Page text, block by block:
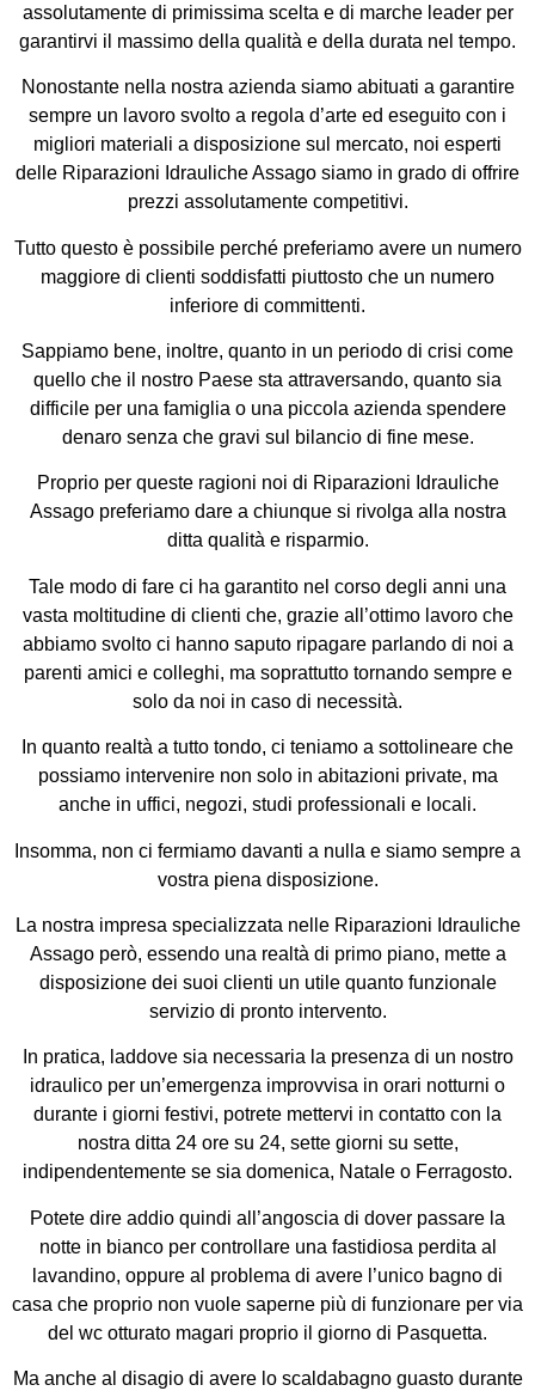
assolutamente di primissima scelta e di marche leader per
garantirvi il massimo della qualità e della durata nel tempo.
Nonostante nella nostra azienda siamo abituati a garantire
sempre un lavoro svolto a regola d’arte ed eseguito con i
migliori materiali a disposizione sul mercato, noi esperti
delle Riparazioni Idrauliche Assago siamo in grado di offrire
prezzi assolutamente competitivi.
Tutto questo è possibile perché preferiamo avere un numero
maggiore di clienti soddisfatti piuttosto che un numero
inferiore di committenti.
Sappiamo bene, inoltre, quanto in un periodo di crisi come
quello che il nostro Paese sta attraversando, quanto sia
difficile per una famiglia o una piccola azienda spendere
denaro senza che gravi sul bilancio di fine mese.
Proprio per queste ragioni noi di Riparazioni Idrauliche
Assago preferiamo dare a chiunque si rivolga alla nostra
ditta qualità e risparmio.
Tale modo di fare ci ha garantito nel corso degli anni una
vasta moltitudine di clienti che, grazie all’ottimo lavoro che
abbiamo svolto ci hanno saputo ripagare parlando di noi a
parenti amici e colleghi, ma soprattutto tornando sempre e
solo da noi in caso di necessità.
In quanto realtà a tutto tondo, ci teniamo a sottolineare che
possiamo intervenire non solo in abitazioni private, ma
anche in uffici, negozi, studi professionali e locali.
Insomma, non ci fermiamo davanti a nulla e siamo sempre a
vostra piena disposizione.
La nostra impresa specializzata nelle Riparazioni Idrauliche
Assago però, essendo una realtà di primo piano, mette a
disposizione dei suoi clienti un utile quanto funzionale
servizio di pronto intervento.
In pratica, laddove sia necessaria la presenza di un nostro
idraulico per un’emergenza improvvisa in orari notturni o
durante i giorni festivi, potrete mettervi in contatto con la
nostra ditta 24 ore su 24, sette giorni su sette,
indipendentemente se sia domenica, Natale o Ferragosto.
Potete dire addio quindi all’angoscia di dover passare la
notte in bianco per controllare una fastidiosa perdita al
lavandino, oppure al problema di avere l’unico bagno di
casa che proprio non vuole saperne più di funzionare per via
del wc otturato magari proprio il giorno di Pasquetta.
Ma anche al disagio di avere lo scaldabagno guasto durante